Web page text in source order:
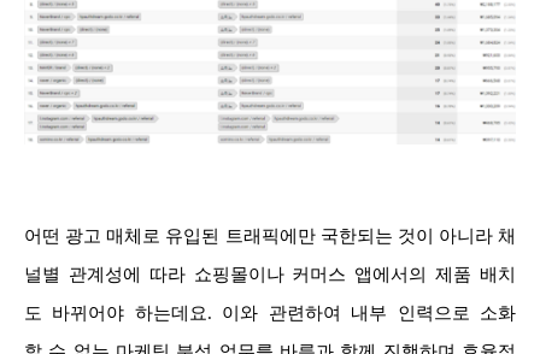
어떤 광고 매체로 유입된 트래픽에만 국한되는 것이 아니라 채
널별 관계성에 따라 쇼핑몰이나 커머스 앱에서의 제품 배치
도 바뀌어야 하는데요. 이와 관련하여 내부 인력으로 소화